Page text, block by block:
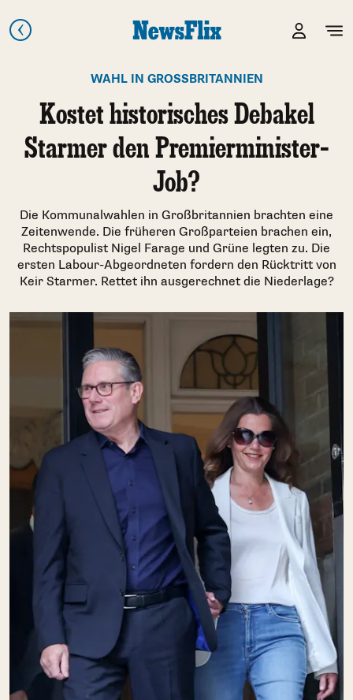
WAHL IN GROSSBRITANNIEN
Kostet historisches Debakel
Starmer den Premierminister-
Job?
Die Kommunalwahlen in Großbritannien brachten eine
Zeitenwende. Die früheren Großparteien brachen ein,
Rechtspopulist Nigel Farage und Grüne legten zu. Die
ersten Labour-Abgeordneten fordern den Rücktritt von
Keir Starmer. Rettet ihn ausgerechnet die Niederlage?